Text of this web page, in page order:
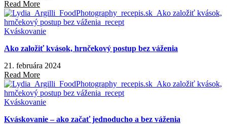
Read More
Kváskovanie
Ako založiť kvások, hrnčekový postup bez váženia
21. februára 2024
Read More
Kváskovanie
Kváskovanie – ako začať jednoducho a bez váženia